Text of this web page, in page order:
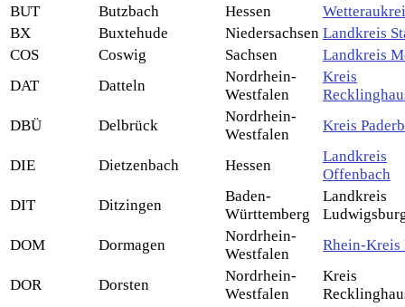
BUT
Butzbach Hessen
BX
Buxtehude Niedersachsen Landkreis
COS
Coswig Sachsen
Landkreis
DAT
Datteln
Nordrhein-
Westfalen
Kreis
DBÜ
Delbrück
Nordrhein-
Westfalen
Kreis
DIE Dietzenbach Hessen
Landkreis
Offenbach
DIT
Ditzingen
Baden-
Württemberg
Landkreis
DOM
Dormagen
Nordrhein-
Westfalen
Rhein-Kreis
DOR Dorsten
Nordrhein-
Westfalen
Kreis